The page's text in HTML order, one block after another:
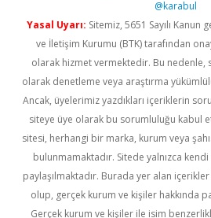
@karabul
Yasal Uyarı: Sitemiz, 5651 Sayılı
ve İletişim Kurumu (BTK) tarafından
olarak hizmet vermektedir. Bu
olarak denetleme veya araştırma
Ancak, üyelerimiz yazdıkları içeriklerin
siteye üye olarak bu sorumluluğu kabul
sitesi, herhangi bir marka, kurum veya
bulunmamaktadır. Sitede yalnızca kendi
paylaşılmaktadır. Burada yer alan
olup, gerçek kurum ve kişiler hakkında
Gerçek kurum ve kişiler ile isim